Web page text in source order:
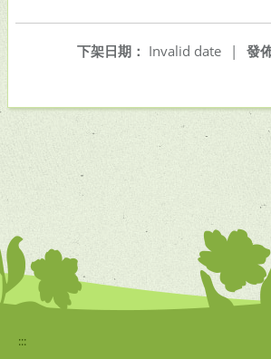
發
下架日期： Invalid date
|
:::